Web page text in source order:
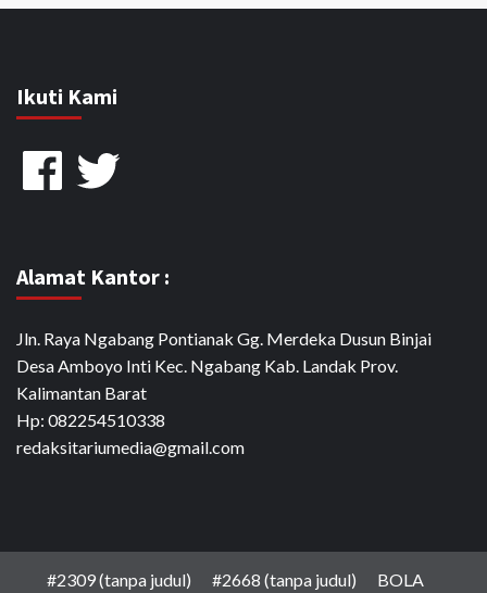
Ikuti Kami
FacebookTwitter
Alamat Kantor :
Jln. Raya Ngabang Pontianak Gg. Merdeka Dusun Binjai
Desa Amboyo Inti Kec. Ngabang Kab. Landak Prov.
Kalimantan Barat
Hp: 082254510338
redaksitariumedia@gmail.com
#2309 (tanpa judul) #2668 (tanpa judul) BOLA